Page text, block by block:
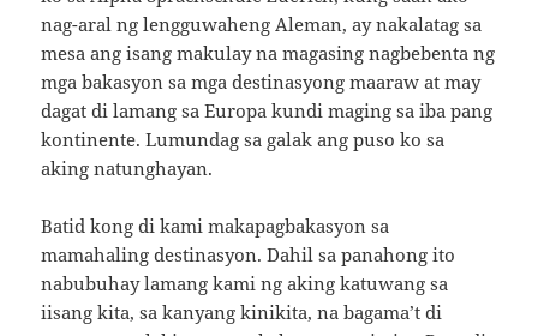
nag-aral ng lengguwaheng Aleman, ay nakalatag sa
mesa ang isang makulay na magasing nagbebenta ng
mga bakasyon sa mga destinasyong maaraw at may
dagat di lamang sa Europa kundi maging sa iba pang
kontinente. Lumundag sa galak ang puso ko sa
aking natunghayan.
Batid kong di kami makapagbakasyon sa
mamahaling destinasyon. Dahil sa panahong ito
nabubuhay lamang kami ng aking katuwang sa
iisang kita, sa kanyang kinikita, na bagama’t di